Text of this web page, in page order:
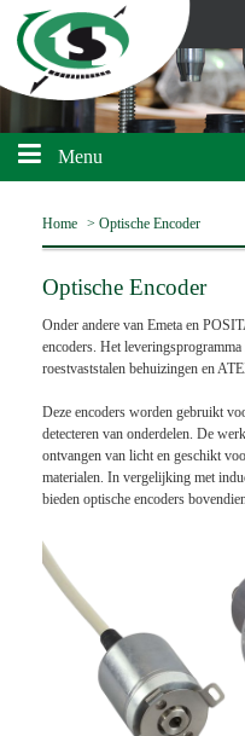
Menu
Home > Optische Encoder
Optische Encoder
Onder andere van Emeta en
encoders. Het
roestvaststalen behuizingen en
Deze encoders worden gebruikt
detecteren van onderdelen. De
ontvangen van licht en geschikt
materialen. In vergelijking met
bieden optische encoders